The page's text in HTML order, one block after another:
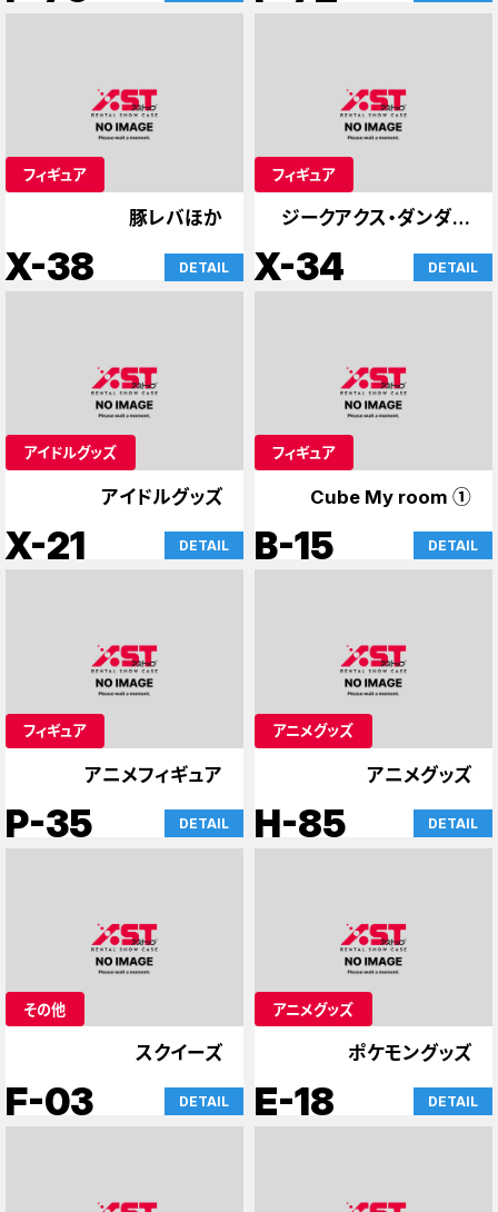
フィギュア
豚レバほか
X-38 DETAIL
フィギュア
ジークアクス・ダンダダ
ンほか
X-34 DETAIL
アイドルグッズ
アイドルグッズ
X-21 DETAIL
フィギュア
Cube My room ①
B-15 DETAIL
フィギュア
アニメフィギュア
P-35 DETAIL
アニメグッズ
アニメグッズ
H-85 DETAIL
その他
スクイーズ
F-03 DETAIL
アニメグッズ
ポケモングッズ
E-18 DETAIL